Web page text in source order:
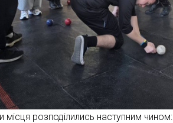
місця розподілились наступним чином: